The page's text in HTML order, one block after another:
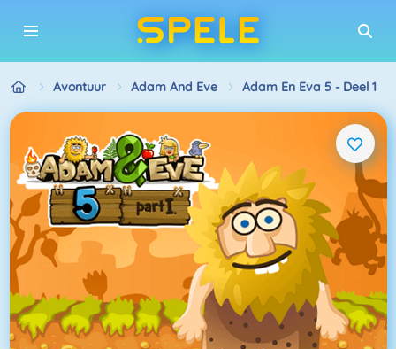
Avontuur Adam And Eve Adam En Eva 5 - Deel 1